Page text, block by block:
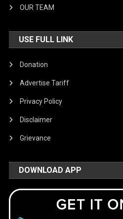
OUR TEAM
USE FULL LINK
Donation
Advertise Tariff
Privacy Policy
Disclaimer
Grievance
DOWNLOAD APP